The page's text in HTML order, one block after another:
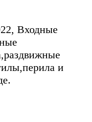
Входные
и